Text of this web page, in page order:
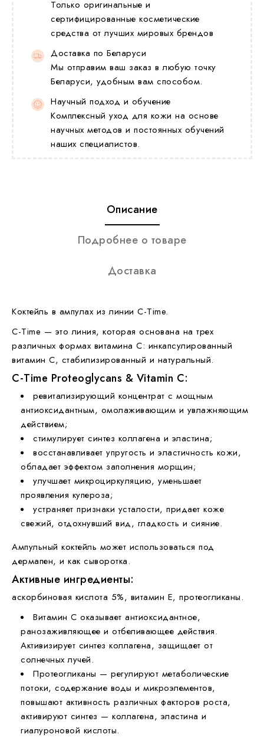
Только оригинальные и
сертифицированные косметические
средства от лучших мировых брендов
Доставка по Беларуси
Мы отправим ваш заказ в любую точку
Беларуси, удобным вам способом.
Научный подход и обучение
Комплексный уход для кожи на основе
научных методов и постоянных обучений
наших специалистов.
Описание
Подробнее о товаре
Доставка
Коктейль в ампулах из линии C-Time.
C-Time — это линия, которая основана на трех
различных формах витамина С: инкапсулированный
витамин С, стабилизированный и натуральный.
C-Time Proteoglycans & Vitamin C:
ревитализирующий концентрат с мощным
антиоксидантным, омолаживающим и увлажняющим
действием;
стимулирует синтез коллагена и эластина;
восстанавливает упругость и эластичность кожи,
обладает эффектом заполнения морщин;
улучшает микроциркуляцию, уменьшает
проявления купероза;
устраняет признаки усталости, придает коже
свежий, отдохнувший вид, гладкость и сияние.
Ампульный коктейль ​может использоваться под
дермапен, и как сыворотка.
Активные ингредиенты:
аскорбиновая кислота 5%, витамин Е, протеогликаны.
Витамин С оказывает антиоксидантное,
ранозаживляющее и отбеливающее действия.
Активизирует синтез коллагена, защищает от
солнечных лучей.
Протеогликаны — регулируют метаболические
потоки, содержание воды и микроэлементов,
повышают активность различных факторов роста,
активируют синтез — коллагена, эластина и
гиалуроновой кислоты.